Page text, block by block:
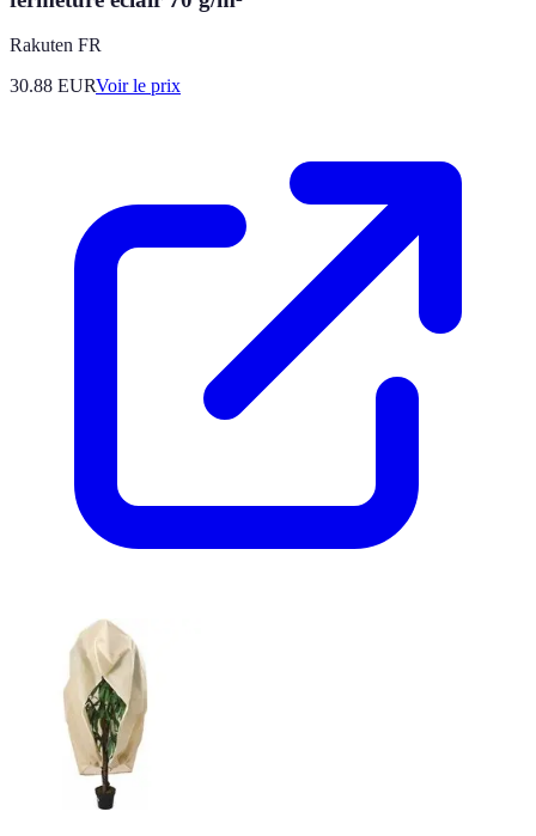
Rakuten FR
30.88 EURVoir le prix